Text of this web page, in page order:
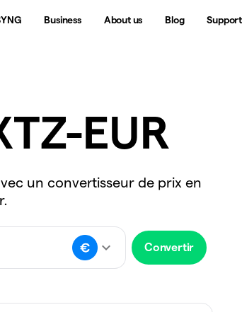
Business About us Blog Support
EUR
un convertisseur de prix en
Convertir